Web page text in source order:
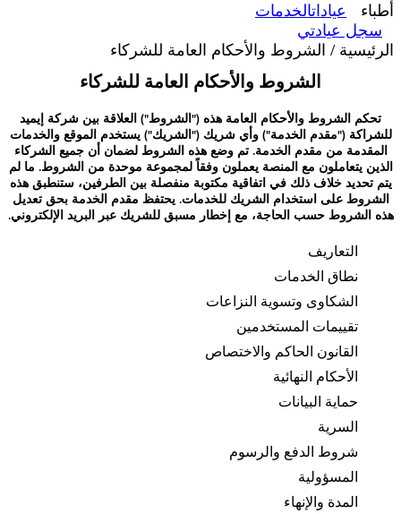
أطباء عياداتالخدمات
سجل عيادتي
الرئيسية / الشروط والأحكام العامة للشركاء
الشروط والأحكام العامة للشركاء
تحكم الشروط والأحكام العامة هذه ("الشروط") العلاقة بين شركة إيميد
للشراكة ("مقدم الخدمة") وأي شريك ("الشريك") يستخدم الموقع والخدمات
المقدمة من مقدم الخدمة. تم وضع هذه الشروط لضمان أن جميع الشركاء
الذين يتعاملون مع المنصة يعملون وفقاً لمجموعة موحدة من الشروط. ما لم
يتم تحديد خلاف ذلك في اتفاقية مكتوبة منفصلة بين الطرفين، ستنطبق هذه
الشروط على استخدام الشريك للخدمات. يحتفظ مقدم الخدمة بحق تعديل
هذه الشروط حسب الحاجة، مع إخطار مسبق للشريك عبر البريد الإلكتروني.
التعاريف
نطاق الخدمات
الشكاوى وتسوية النزاعات
تقييمات المستخدمين
القانون الحاكم والاختصاص
الأحكام النهائية
حماية البيانات
السرية
شروط الدفع والرسوم
المسؤولية
المدة والإنهاء